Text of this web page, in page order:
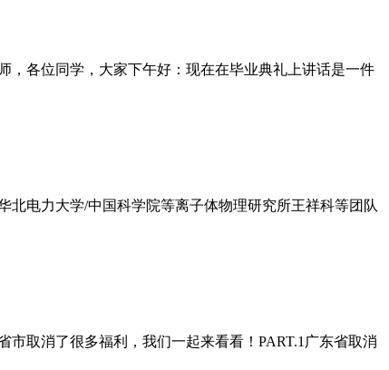
，各位同学，大家下午好：现在在毕业典礼上讲话是一件
北电力大学/中国科学院等离子体物理研究所王祥科等团队
取消了很多福利，我们一起来看看！PART.1广东省取消